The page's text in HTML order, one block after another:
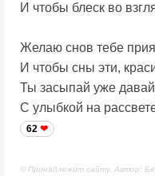
И чтобы блеск во
Желаю снов тебе
И чтобы сны эти,
Ты засыпай уже
С улыбкой на
62
© Принадлежит сайту. Автор: